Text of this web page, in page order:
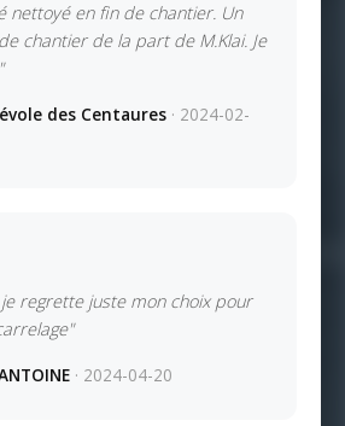
nettoyé en fin de chantier. Un
chantier de la part de M.Klai. Je
des Centaures · 2024-02-
regrette juste mon choix pour
· 2024-04-20